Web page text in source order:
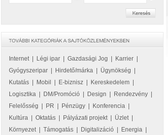
Internet| Légi ipar Gazdasági Jog Karrier
Gyógyszeripar
Hirdető/márka Ügynökség
Kutatás
Mobil E-biznisz Kereskedelem
Logisztika
DM/Promóció Design Rendezvény
Felelősség
PR Pénzügy Konferencia
Kultúra
Oktatás Pályázati projekt| Üzlet|
Környezet| Támogatás Digitalizáció Energia